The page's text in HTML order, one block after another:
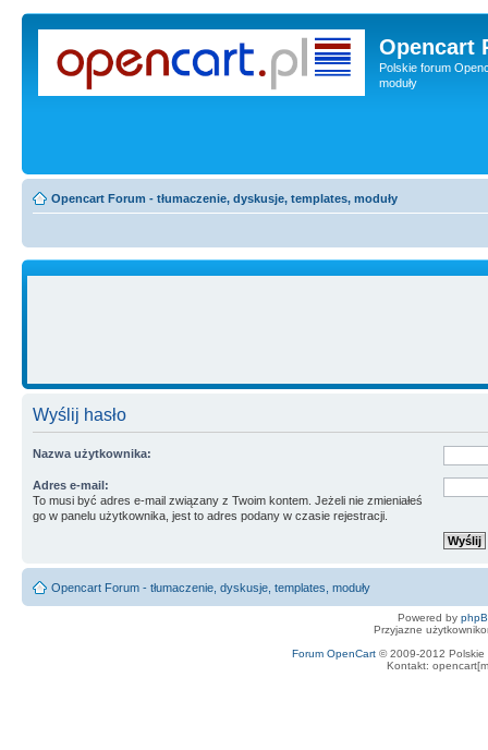
Opencart
Polskie forum
moduły
Opencart Forum - tłumaczenie, dyskusje, templates, moduły
Wyślij hasło
Nazwa użytkownika:
Adres e-mail:
To musi być adres e-mail związany z Twoim kontem. Jeżeli nie zmieniałeś
go w panelu użytkownika, jest to adres podany w czasie rejestracji.
Opencart Forum - tłumaczenie, dyskusje, templates, moduły
Powered by
Przyjazne
Forum OpenCart© 2009-2012 Polskie
Kontakt: